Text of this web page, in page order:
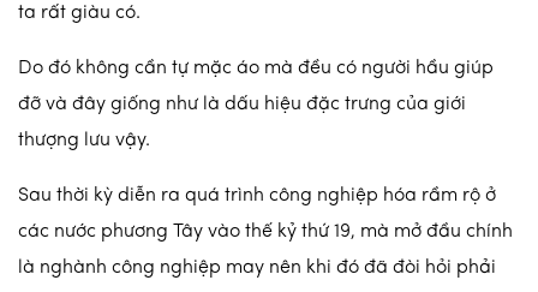
ta rất giàu có.
Do đó không cần tự mặc áo mà đều có người hầu giúp
đỡ và đây giống như là dấu hiệu đặc trưng của giới
thượng lưu vậy.
Sau thời kỳ diễn ra quá trình công nghiệp hóa rầm rộ ở
các nước phương Tây vào thế kỷ thứ 19, mà mở đầu chính
là nghành công nghiệp may nên khi đó đã đòi hỏi phải